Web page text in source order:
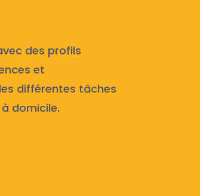
des profils
et
différentes tâches
domicile.